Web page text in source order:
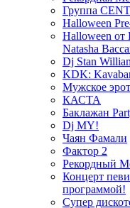
Группа
Halloween
Halloween от
Natasha
Dj Stan
KDK:
Мужское
КАСТА
Баклажан
Dj MY!
Чаян Фамали
Фактор 2
Рекордный
Концерт
программой!
Супер